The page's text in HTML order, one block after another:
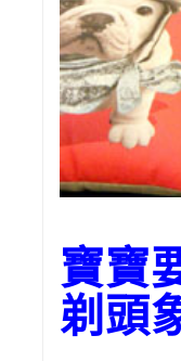
寶寶
剃頭